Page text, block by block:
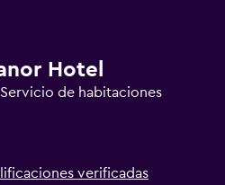
Hotel
de habitaciones
verificadas